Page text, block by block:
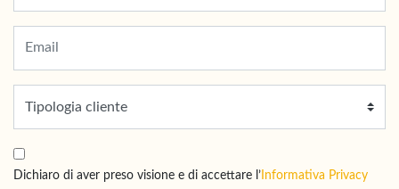
Dichiaro di aver preso visione e di accettare l’ Informativa Privacy